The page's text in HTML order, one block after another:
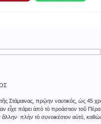
τῆς Στάμαινας, πρῴην ναυτικός, ὡς 45
εἶχε πάρει ἀπὸ τὸ προάστιον τοῦ
πλὴν τὸ συνοικέσιον αὐτό,